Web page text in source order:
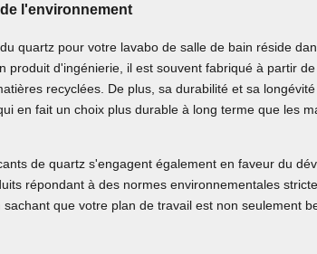
l'environnement
quartz pour votre lavabo de salle de bain réside
produit d'ingénierie, il est souvent fabriqué à partir
recyclées. De plus, sa durabilité et sa
en fait un choix plus durable à long terme que les
de quartz s'engagent également en faveur du
répondant à des normes environnementales
sachant que votre plan de travail est non seulement